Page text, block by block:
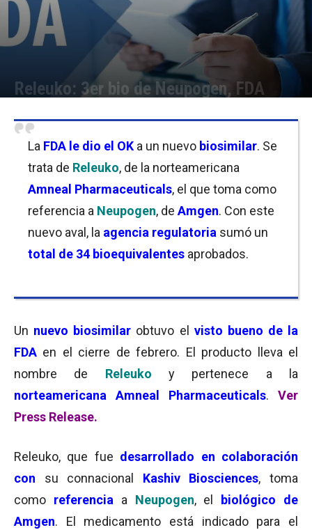
Releuko: 3er bio de Neupogen, FDA
La FDA le dio el OK a un nuevo biosimilar. Se
trata de Releuko, de la norteamericana
Amneal Pharmaceuticals, el que toma como
referencia a Neupogen, de Amgen. Con este
nuevo aval, la agencia regulatoria sumó un
total de 34 bioequivalentes aprobados.
Un nuevo biosimilar obtuvo el visto bueno de la
FDA en el cierre de febrero. El producto lleva el
nombre de Releuko
y pertenece a la
norteamericana Amneal Pharmaceuticals. Ver
Press Release.
Releuko, que fue desarrollado en colaboración
con su connacional Kashiv Biosciences, toma
como referencia a Neupogen, el
biológico de
Amgen. El medicamento está indicado para el